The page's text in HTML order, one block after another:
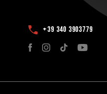
+39 340 3903779